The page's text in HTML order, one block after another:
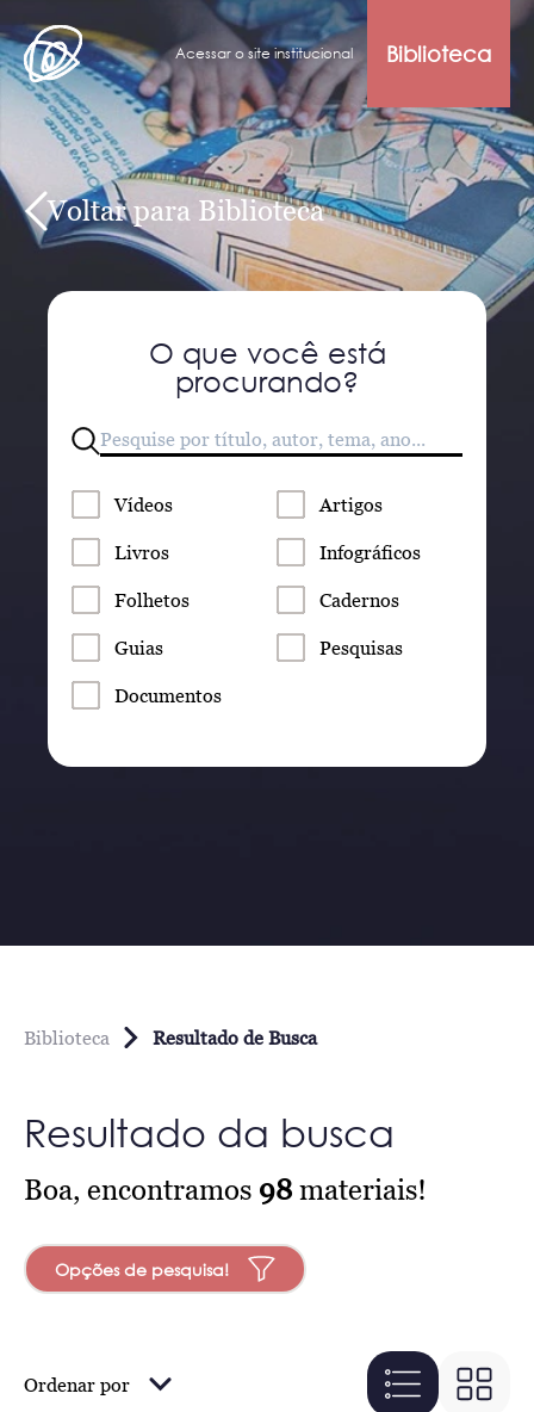
Acessar o site institucional Biblioteca
Voltar para Biblioteca
O que você está
procurando?
Vídeos Artigos
Livros Infográficos
Folhetos Cadernos
Guias Pesquisas
Documentos
Biblioteca Resultado de Busca
Resultado da busca
Boa, encontramos 98 materiais!
Opções de pesquisa!
Ordenar por